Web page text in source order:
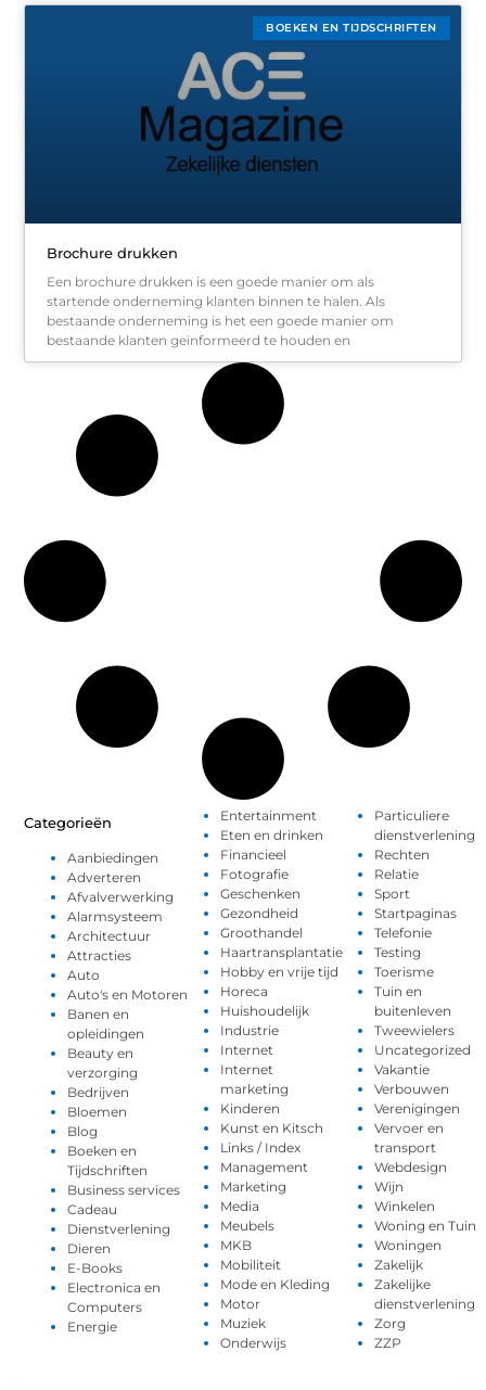
BOEKEN EN TIJDSCHRIFTEN
Brochure drukken
Een brochure drukken is een goede manier om als
startende onderneming klanten binnen te halen. Als
bestaande onderneming is het een goede manier om
bestaande klanten geïnformeerd te houden en
Categorieën
Aanbiedingen
Adverteren
Afvalverwerking
Alarmsysteem
Architectuur
Attracties
Auto
Auto's en Motoren
Banen en
opleidingen
Beauty en
verzorging
Bedrijven
Bloemen
Blog
Boeken en
Tijdschriften
Business services
Cadeau
Dienstverlening
Dieren
E-Books
Electronica en
Computers
Energie
Entertainment
Eten en drinken
Financieel
Fotografie
Geschenken
Gezondheid
Groothandel
Haartransplantatie
Hobby en vrije tijd
Horeca
Huishoudelijk
Industrie
Internet
Internet
marketing
Kinderen
Kunst en Kitsch
Links / Index
Management
Marketing
Media
Meubels
MKB
Mobiliteit
Mode en Kleding
Motor
Muziek
Onderwijs
Particuliere
dienstverlening
Rechten
Relatie
Sport
Startpaginas
Telefonie
Testing
Toerisme
Tuin en
buitenleven
Tweewielers
Uncategorized
Vakantie
Verbouwen
Verenigingen
Vervoer en
transport
Webdesign
Wijn
Winkelen
Woning en Tuin
Woningen
Zakelijk
Zakelijke
dienstverlening
Zorg
ZZP